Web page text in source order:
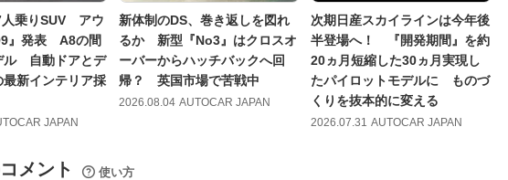
人乗りSUV アウ
』発表 A8の間
ル 自動ドアとデ
最新インテリア採
JAPAN
新体制のDS、巻き返しを図れ
るか 新型『No3』はクロスオ
ーバーからハッチバックへ回
帰？ 英国市場で苦戦中
2026.08.04 AUTOCAR JAPAN
次期日産スカイラインは今年後
半登場へ！ 『開発期間』を約
20ヵ月短縮した30ヵ月実現し
たパイロットモデルに ものづ
くりを抜本的に変える
2026.07.31 AUTOCAR JAPAN
メント 使い方